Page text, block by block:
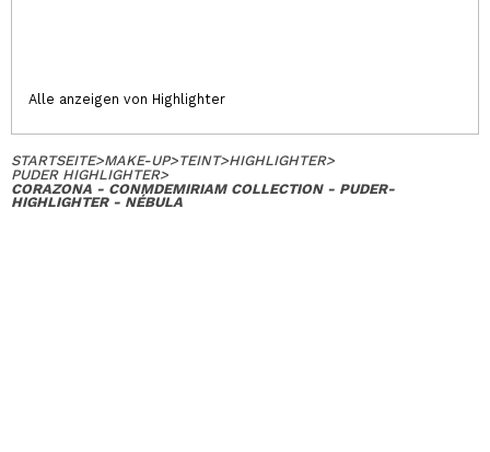
Alle anzeigen von Highlighter
STARTSEITE>MAKE-UP>TEINT>HIGHLIGHTER>
PUDER HIGHLIGHTER>
CORAZONA - CONMDEMIRIAM COLLECTION - PUDER-
HIGHLIGHTER - NÉBULA